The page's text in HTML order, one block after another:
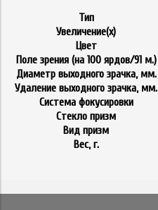
Тип
Увеличение(x)
Цвет
Поле зрения (на 100 ярдов/91 м.)
Диаметр выходного зрачка, мм.
Удаление выходного зрачка, мм.
Система фокусировки
Стекло призм
Вид призм
Вес, г.